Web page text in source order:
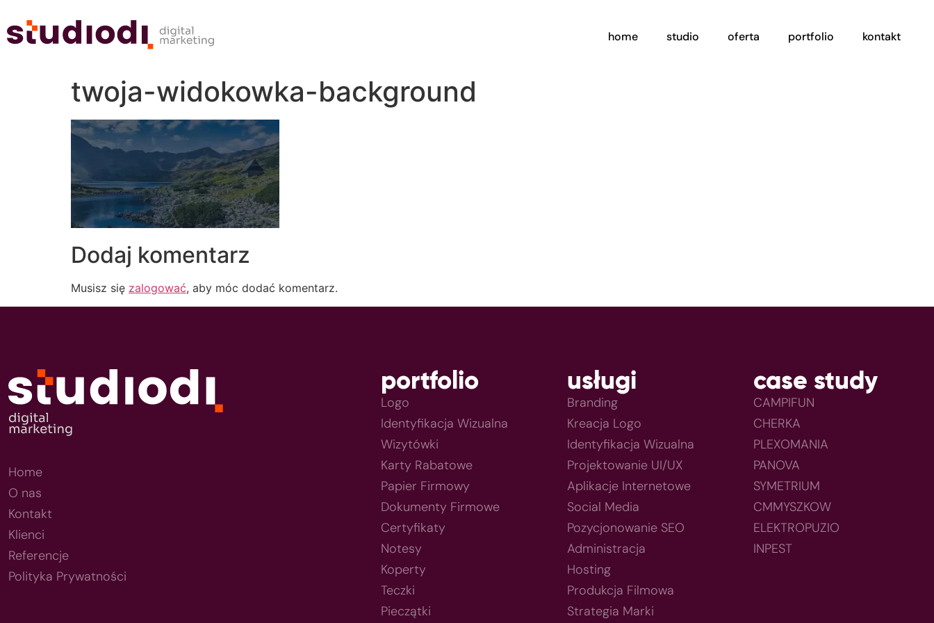
home studio oferta portfolio kontakt
twoja-widokowka-background
Dodaj komentarz
Musisz się zalogować, aby móc dodać komentarz.
Home
O nas
Kontakt
Klienci
Referencje
Polityka Prywatności
portfolio
Logo
Identyfikacja Wizualna
Wizytówki
Karty Rabatowe
Papier Firmowy
Dokumenty Firmowe
Certyfikaty
Notesy
Koperty
Teczki
Pieczątki
usługi
Branding
Kreacja Logo
Identyfikacja Wizualna
Projektowanie UI/UX
Aplikacje Internetowe
Social Media
Pozycjonowanie SEO
Administracja
Hosting
Produkcja Filmowa
Strategia Marki
case study
CAMPIFUN
CHERKA
PLEXOMANIA
PANOVA
SYMETRIUM
CMMYSZKOW
ELEKTROPUZIO
INPEST